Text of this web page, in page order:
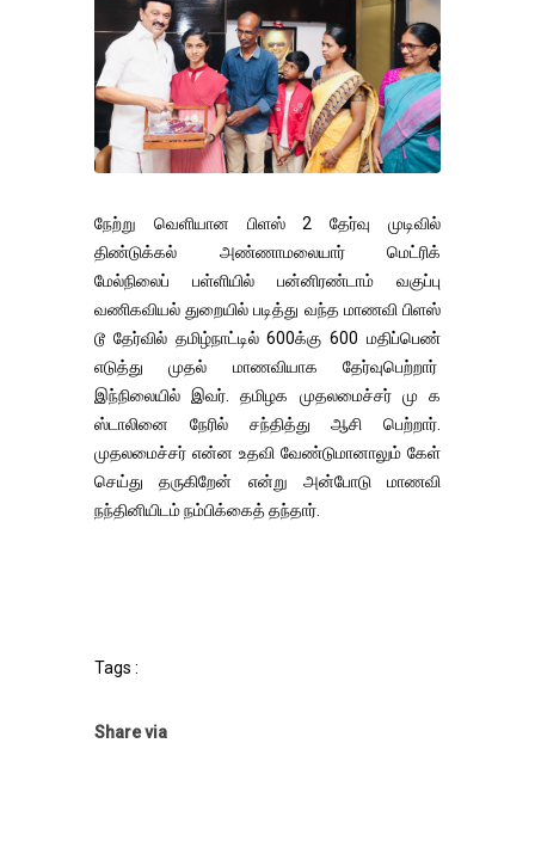
நேற்று வெளியான பிளஸ் 2 தேர்வு முடிவில்
திண்டுக்கல் அண்ணாமலையார் மெட்ரிக்
மேல்நிலைப் பள்ளியில் பன்னிரண்டாம் வகுப்பு
வணிகவியல் துறையில் படித்து வந்த மாணவி பிளஸ்
டூ தேர்வில் தமிழ்நாட்டில் 600க்கு 600 மதிப்பெண்
எடுத்து முதல் மாணவியாக தேர்வுபெற்றார்
இந்நிலையில் இவர். தமிழக முதலமைச்சர் மு க
ஸ்டாலினை நேரில் சந்தித்து ஆசி பெற்றார்.
முதலமைச்சர் என்ன உதவி வேண்டுமானாலும் கேள்
செய்து தருகிறேன் என்று அன்போடு மாணவி
நந்தினியிடம் நம்பிக்கைத் தந்தார்.
Tags :
Share via